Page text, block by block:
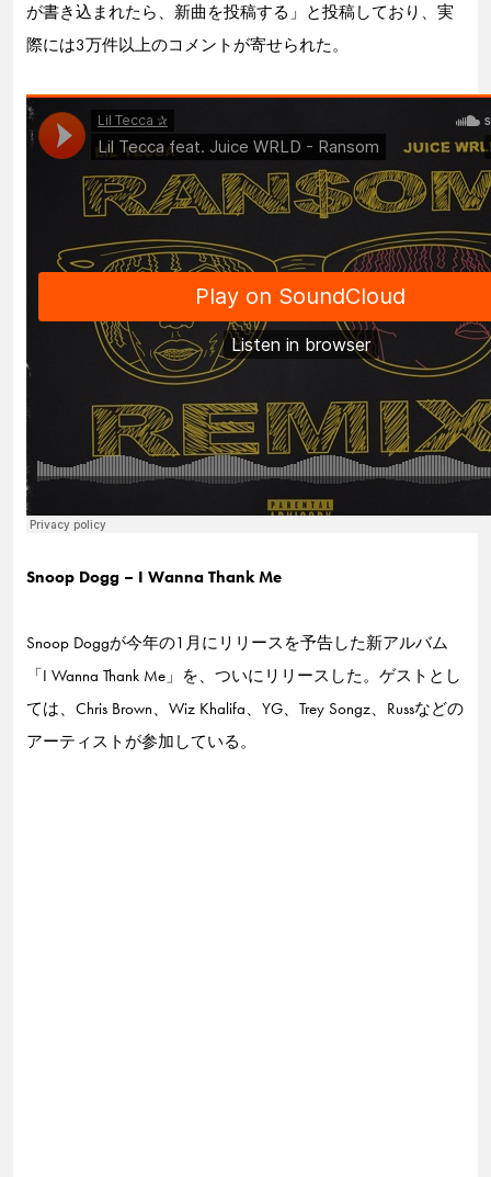
が書き込まれたら、新曲を投稿する」と投稿しており、実
際には3万件以上のコメントが寄せられた。
Snoop Dogg – I Wanna Thank Me
Snoop Doggが今年の1月にリリースを予告した新アルバム
「I Wanna Thank Me」を、ついにリリースした。ゲストとし
ては、Chris Brown、Wiz Khalifa、YG、Trey Songz、Russなどの
アーティストが参加している。